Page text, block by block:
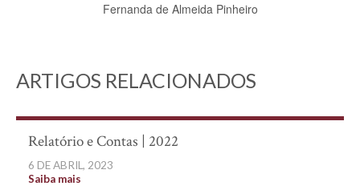
Fernanda de Almeida Pinheiro
ARTIGOS RELACIONADOS
Relatório e Contas | 2022
6 DE ABRIL, 2023
Saiba mais